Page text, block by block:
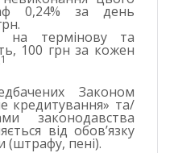
0,24% за день
на термінову та
100 грн за кожен
1
Законом
кредитування» та/
законодавства
від обов’язку
(штрафу, пені).